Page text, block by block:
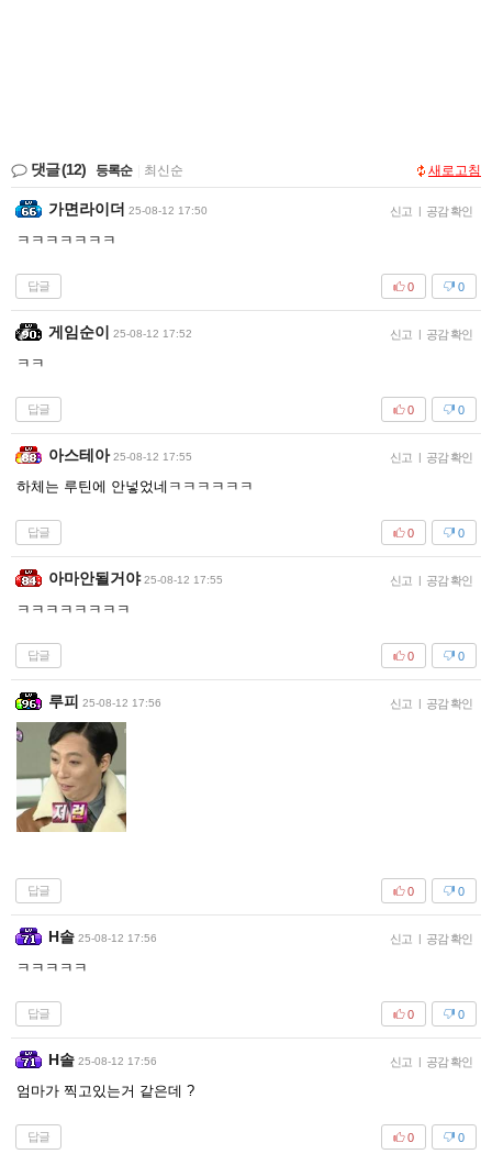
댓글(12) 등록순 최신순 새로고침
가면라이더 25-08-12 17:50 신고 | 공감 확인
ㅋㅋㅋㅋㅋㅋㅋ
답글 0
0
게임순이 25-08-12 17:52 신고 | 공감 확인
ㅋㅋ
답글 0
0
아스테아 25-08-12 17:55 신고 | 공감 확인
하체는 루틴에 안넣었네ㅋㅋㅋㅋㅋㅋ
답글 0
0
아마안될거야 25-08-12 17:55 신고 | 공감 확인
ㅋㅋㅋㅋㅋㅋㅋㅋ
답글 0
0
루피 25-08-12 17:56 신고 | 공감 확인
답글 0
0
H솔 25-08-12 17:56 신고 | 공감 확인
ㅋㅋㅋㅋㅋ
답글 0
0
H솔 25-08-12 17:56 신고 | 공감 확인
엄마가 찍고있는거 같은데 ?
답글 0
0